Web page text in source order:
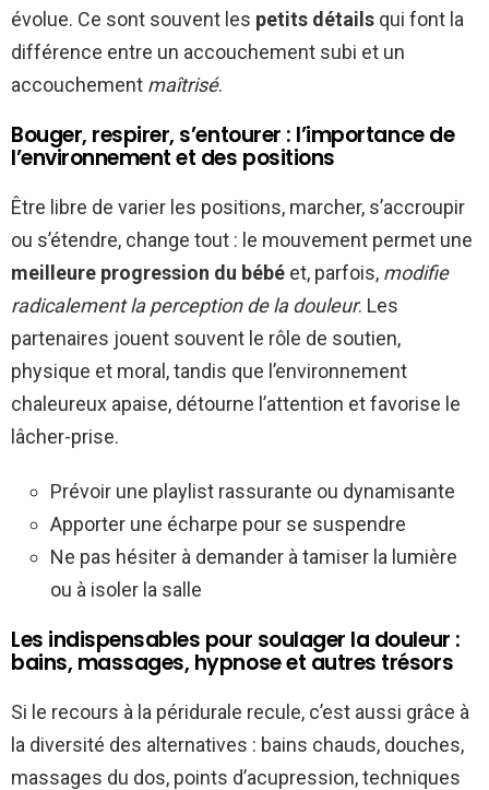
évolue. Ce sont souvent les petits détails qui font la
différence entre un accouchement subi et un
accouchement maîtrisé.
Bouger, respirer, s’entourer : l’importance de
l’environnement et des positions
Être libre de varier les positions, marcher, s’accroupir
ou s’étendre, change tout : le mouvement permet une
meilleure progression du bébé et, parfois, modifie
radicalement la perception de la douleur. Les
partenaires jouent souvent le rôle de soutien,
physique et moral, tandis que l’environnement
chaleureux apaise, détourne l’attention et favorise le
lâcher-prise.
Prévoir une playlist rassurante ou dynamisante
Apporter une écharpe pour se suspendre
Ne pas hésiter à demander à tamiser la lumière
ou à isoler la salle
Les indispensables pour soulager la douleur :
bains, massages, hypnose et autres trésors
Si le recours à la péridurale recule, c’est aussi grâce à
la diversité des alternatives : bains chauds, douches,
massages du dos, points d’acupression, techniques